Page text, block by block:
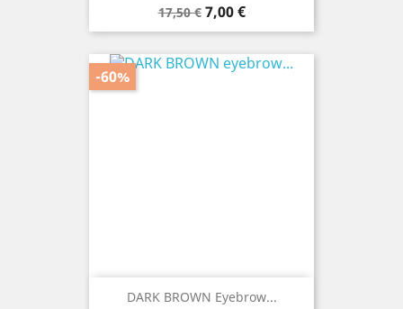
Prezzo
base
17,50 € Prezzo
7,00 €
DARK BROWN Eyebrow...
-60%